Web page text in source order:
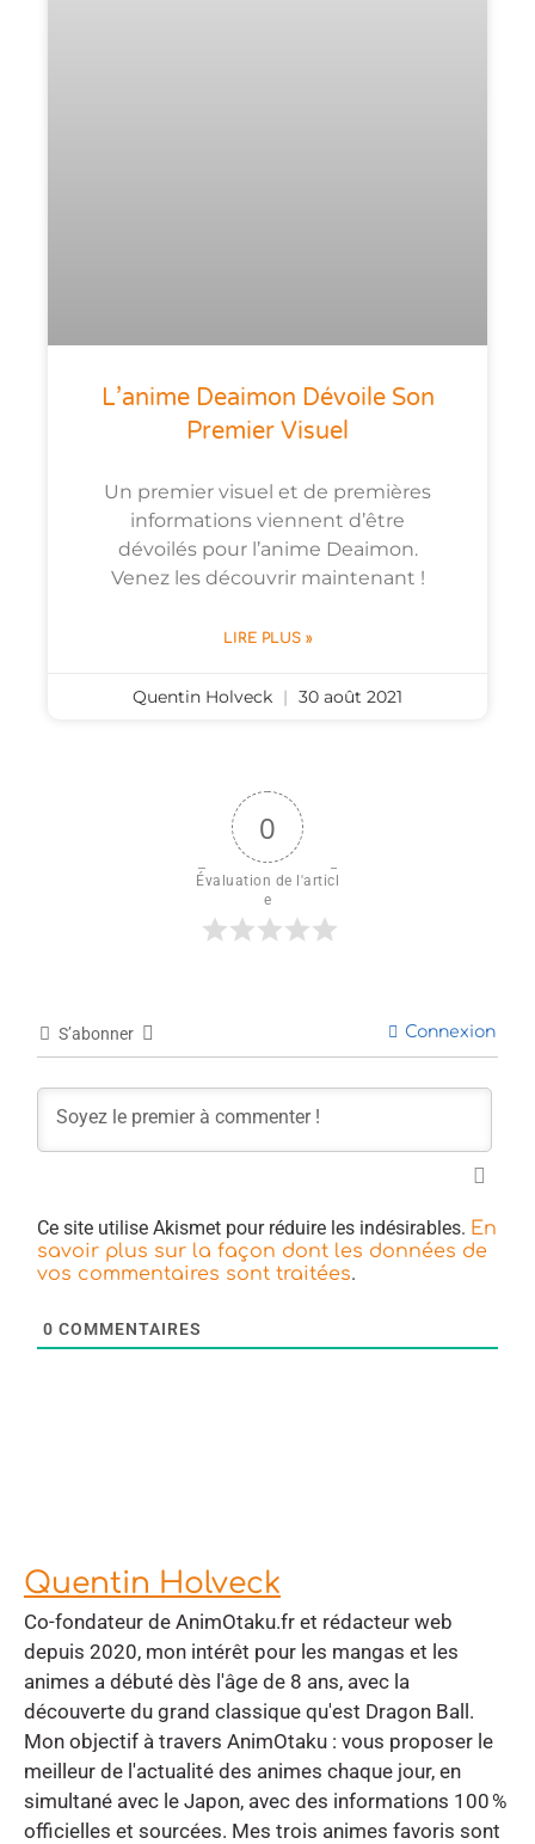
L’anime Deaimon Dévoile Son
Premier Visuel
Un premier visuel et de premières
informations viennent d’être
dévoilés pour l’anime Deaimon.
Venez les découvrir maintenant !
LIRE PLUS »
Quentin Holveck 30 août 2021
0
Évaluation de l'articl
e
S’abonner Connexion
Ce site utilise Akismet pour réduire les indésirables. En
savoir plus sur la façon dont les données de
vos commentaires sont traitées.
0 COMMENTAIRES
Quentin Holveck
Co-fondateur de AnimOtaku.fr et rédacteur web
depuis 2020, mon intérêt pour les mangas et les
animes a débuté dès l'âge de 8 ans, avec la
découverte du grand classique qu'est Dragon Ball.
Mon objectif à travers AnimOtaku : vous proposer le
meilleur de l'actualité des animes chaque jour, en
simultané avec le Japon, avec des informations 100 %
officielles et sourcées. Mes trois animes favoris sont